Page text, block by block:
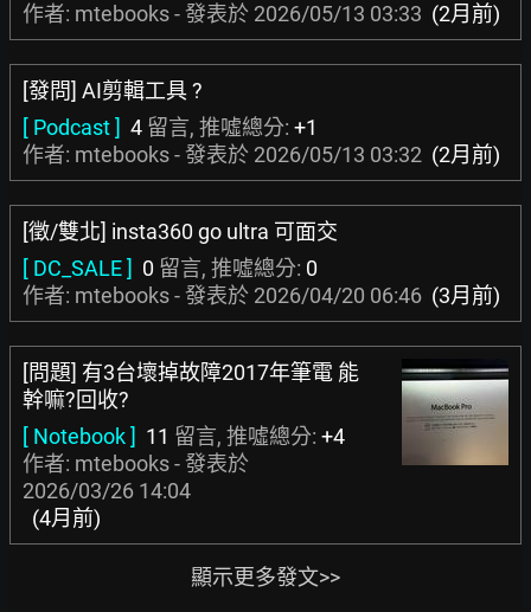
作者: mtebooks - 發表於 2026/05/13 03:33 (2月前)
[發問] AI剪輯工具 ?
[ Podcast ] 4 留言, 推噓總分: +1
作者: mtebooks - 發表於 2026/05/13 03:32 (2月前)
[徵/雙北] insta360 go ultra 可面交
[ DC_SALE ] 0 留言, 推噓總分: 0
作者: mtebooks - 發表於 2026/04/20 06:46 (3月前)
[問題] 有3台壞掉故障2017年筆電 能
幹嘛?回收?
[ Notebook ] 11 留言, 推噓總分: +4
作者: mtebooks - 發表於
2026/03/26 14:04
(4月前)
顯示更多發文>>